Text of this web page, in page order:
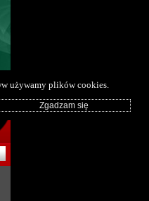
używamy plików cookies.